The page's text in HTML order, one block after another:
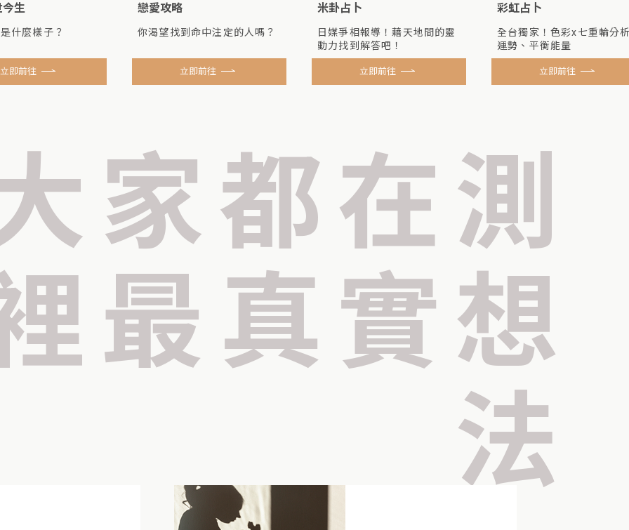
今生
什麼樣子？
立即前往
戀愛攻略
你渴望找到命中注定的人嗎？
立即前往
米卦占卜
日媒爭相報導！藉天地間的靈
動力找到解答吧！
立即前往
彩虹占卜
全台獨家！色彩x七重輪分
運勢、平衡能量
立即前往
家都在測
最真實想
法